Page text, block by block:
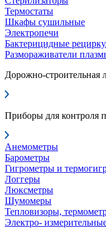
Термостаты
Шкафы сушильные
Электропечи
Бактерицидные
Размораживатели
Дорожно-строительная
Приборы для контроля
Анемометры
Барометры
Гигрометры и
Логгеры
Люксметры
Шумомеры
Тепловизоры,
Электро-